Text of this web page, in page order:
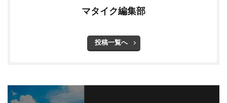
マタイク編集部
投稿一覧へ